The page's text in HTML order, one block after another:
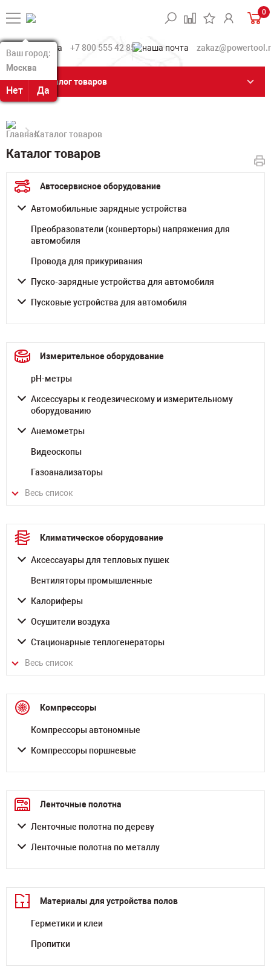
Ваш город:
Москва
Нет Да
Ваш город:
Москва
Нет Да
0
+7 800 555 42 85
Каталог товаров
Каталог товаров
Каталог товаров
Автосервисное оборудование
Автомобильные зарядные устройства
Преобразователи (конверторы) напряжения для
автомобиля
Провода для прикуривания
Пуско-зарядные устройства для автомобиля
Пусковые устройства для автомобиля
Измерительное оборудование
pH-метры
Аксессуары к геодезическому и измерительному
оборудованию
Анемометры
Видеоскопы
Газоанализаторы
Весь список
Климатическое оборудование
Аксессауары для тепловых пушек
Вентиляторы промышленные
Калориферы
Осушители воздуха
Стационарные теплогенераторы
Весь список
Компрессоры
Компрессоры автономные
Компрессоры поршневые
Ленточные полотна
Ленточные полотна по дереву
Ленточные полотна по металлу
Материалы для устройства полов
Герметики и клеи
Пропитки